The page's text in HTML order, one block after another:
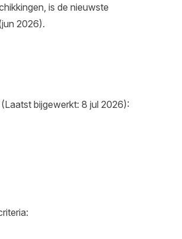
is de nieuwste
2026).
bijgewerkt: 8 jul 2026):